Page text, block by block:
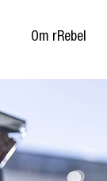
Om rRebel